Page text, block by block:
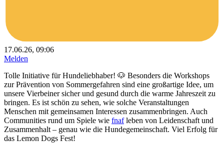
17.06.26, 09:06
Melden
Tolle Initiative für Hundeliebhaber! 🐶 Besonders die Workshops
zur Prävention von Sommergefahren sind eine großartige Idee, um
unsere Vierbeiner sicher und gesund durch die warme Jahreszeit zu
bringen. Es ist schön zu sehen, wie solche Veranstaltungen
Menschen mit gemeinsamen Interessen zusammenbringen. Auch
Communities rund um Spiele wie fnafleben von Leidenschaft und
Zusammenhalt – genau wie die Hundegemeinschaft. Viel Erfolg für
das Lemon Dogs Fest!